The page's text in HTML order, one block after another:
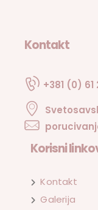
Kontakt
+381 (0) 61
Korisni
Kontakt
Galerija